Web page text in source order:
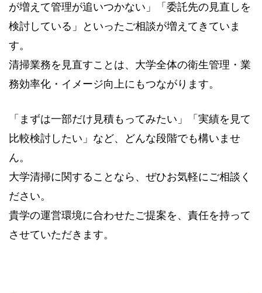
が増えて管理が追いつかない」「委託先の見直しを
検討している」といったご相談が増えてきていま
す。
清掃業務を見直すことは、大学全体の衛生管理・業
務効率化・イメージ向上にもつながります。
「まずは一部だけ見積もってみたい」「実績を見て
比較検討したい」など、どんな段階でも構いませ
ん。
大学清掃に関することなら、ぜひお気軽にご相談く
ださい。
貴学の運営環境に合わせたご提案を、責任を持って
させていただきます。